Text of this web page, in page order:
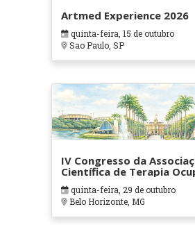
Artmed Experience 2026
quinta-feira, 15 de outubro
Sao Paulo, SP
IV Congresso da
Científica de Terapia
em Contextos
Cuidados Paliativos -
quinta-feira, 29 de outubro
Belo Horizonte, MG